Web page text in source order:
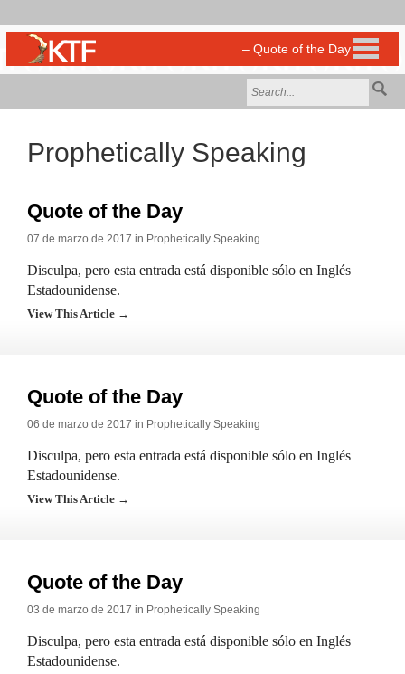
Prophetically Speaking
Quote of the Day
07 de marzo de 2017 in Prophetically Speaking
Disculpa, pero esta entrada está disponible sólo en Inglés
Estadounidense.
View This Article →
Quote of the Day
06 de marzo de 2017 in Prophetically Speaking
Disculpa, pero esta entrada está disponible sólo en Inglés
Estadounidense.
View This Article →
Quote of the Day
03 de marzo de 2017 in Prophetically Speaking
Disculpa, pero esta entrada está disponible sólo en Inglés
Estadounidense.